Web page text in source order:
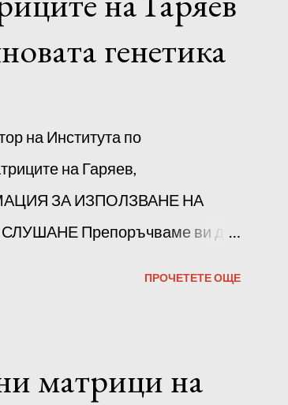
генетика
на Института по
на Гаряев,
ЗА ИЗПОЛЗВАНЕ НА
Препоръчваме ви да
си, ще определите
ПРОЧЕТЕТЕ ОЩЕ
матрици на